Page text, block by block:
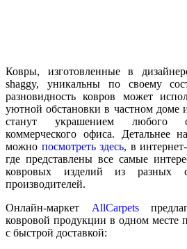
Ковры, изготовленные в
shaggy, уникальны по своему
разновидность ковров может
уютной обстановки в частном доме
станут украшением любого
коммерческого офиса. Детальнее
можно посмотреть здесь, в
где представлены все самые
ковровых изделий из
производителей.
Онлайн-маркет AllCarpets
ковровой продукции в одном месте
с быстрой доставкой: